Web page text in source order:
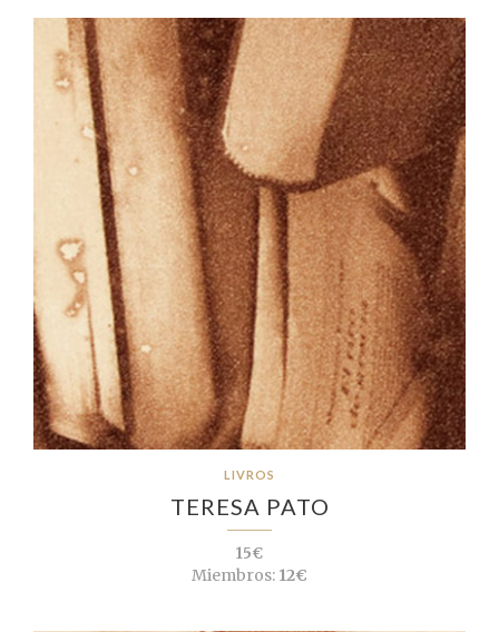
LIVROS
TERESA PATO
15€
Miembros: 12€